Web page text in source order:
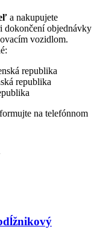
a nakupujete
dokončení objednávky
vozidlom.
republika
republika
na telefónnom